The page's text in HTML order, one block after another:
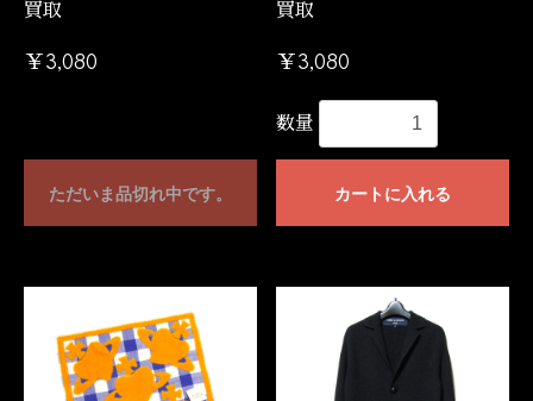
買取
￥3,080
ただいま品切れ中です。
買取
￥3,080
数量
カートに入れる